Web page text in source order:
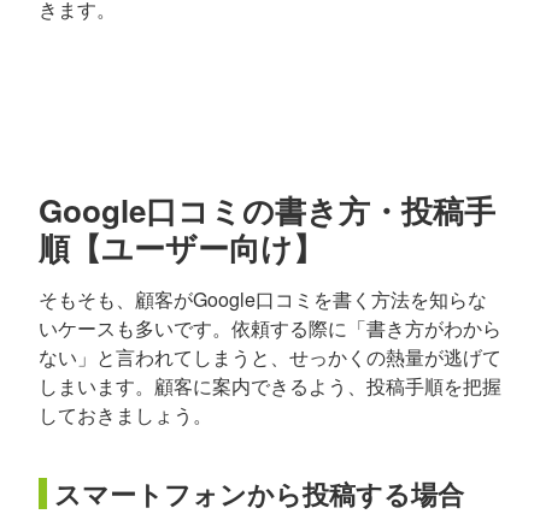
きます。
Google口コミの書き方・投稿手
順【ユーザー向け】
そもそも、顧客がGoogle口コミを書く方法を知らな
いケースも多いです。依頼する際に「書き方がわから
ない」と言われてしまうと、せっかくの熱量が逃げて
しまいます。顧客に案内できるよう、投稿手順を把握
しておきましょう。
スマートフォンから投稿する場合